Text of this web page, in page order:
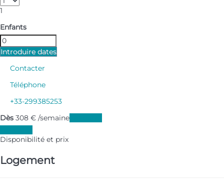
1
Enfants
Introduire dates
Contacter
Téléphone
+33-299385253
Dès 308 € /semaine
Disponibilité et prix
Logement